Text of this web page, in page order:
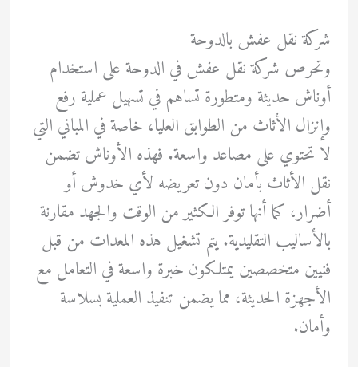
شركة نقل عفش بالدوحة
وتحرص شركة نقل عفش في الدوحة على استخدام
أوناش حديثة ومتطورة تساهم في تسهيل عملية رفع
وإنزال الأثاث من الطوابق العليا، خاصة في المباني التي
لا تحتوي على مصاعد واسعة. فهذه الأوناش تضمن
نقل الأثاث بأمان دون تعريضه لأي خدوش أو
أضرار، كما أنها توفر الكثير من الوقت والجهد مقارنة
بالأساليب التقليدية. يتم تشغيل هذه المعدات من قبل
فنيين متخصصين يمتلكون خبرة واسعة في التعامل مع
الأجهزة الحديثة، مما يضمن تنفيذ العملية بسلاسة
وأمان.